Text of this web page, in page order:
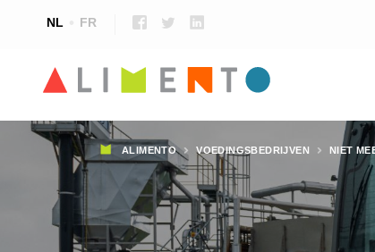
NL FR
Kruimelpad
ALIMENTO VOEDINGSBEDRIJVEN NIET